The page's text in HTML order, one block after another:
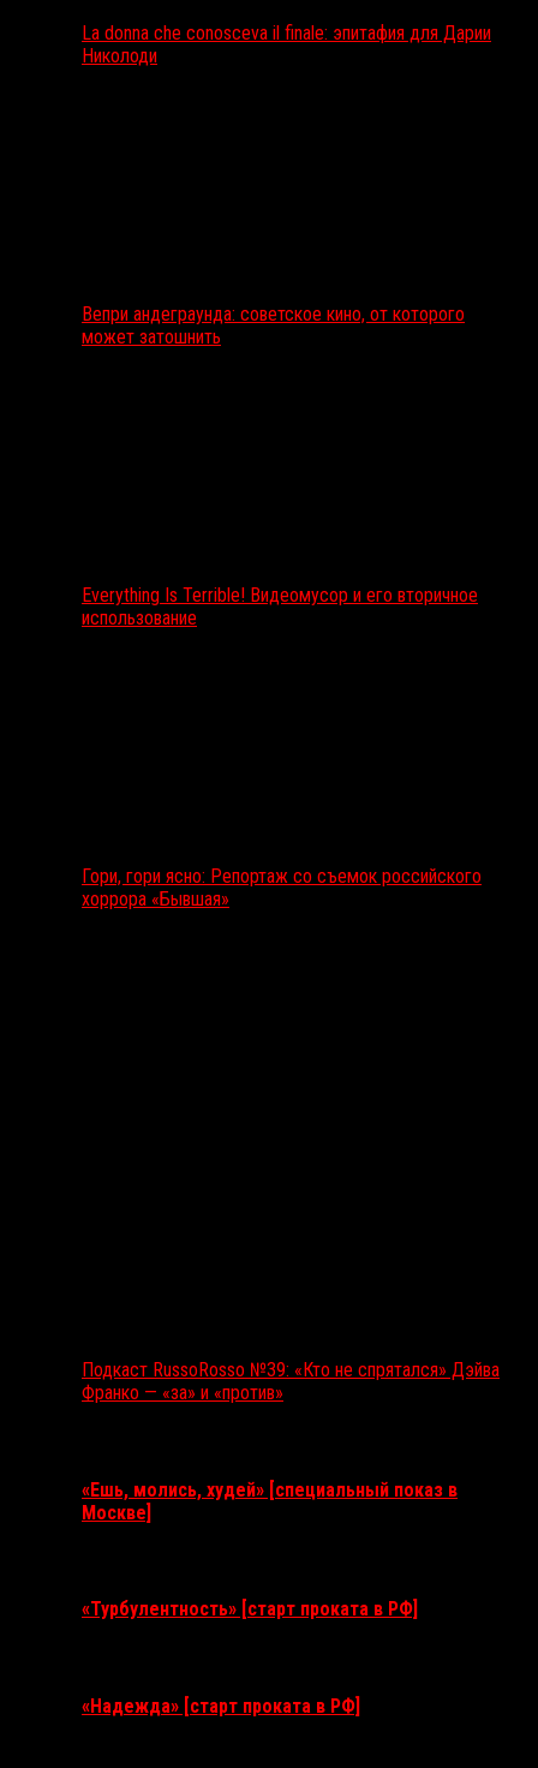
La donna che conosceva il finale: эпитафия для Дарии
Николоди
Вепри андеграунда: советское кино, от которого
может затошнить
Everything Is Terrible! Видеомусор и его вторичное
использование
Гори, гори ясно: Репортаж со съемок российского
хоррора «Бывшая»
Подкаст RussoRosso №39: «Кто не спрятался» Дэйва
Франко — «за» и «против»
«Ешь, молись, худей» [специальный показ в
Москве]
«Турбулентность» [старт проката в РФ]
«Надежда» [старт проката в РФ]